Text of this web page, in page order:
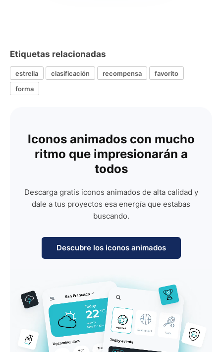
Etiquetas relacionadas
estrella clasificación recompensa
favorito
forma
Iconos animados con mucho
ritmo que impresionarán a
todos
Descarga gratis iconos animados de alta calidad y
dale a tus proyectos esa energía que estabas
buscando.
Descubre los iconos animados